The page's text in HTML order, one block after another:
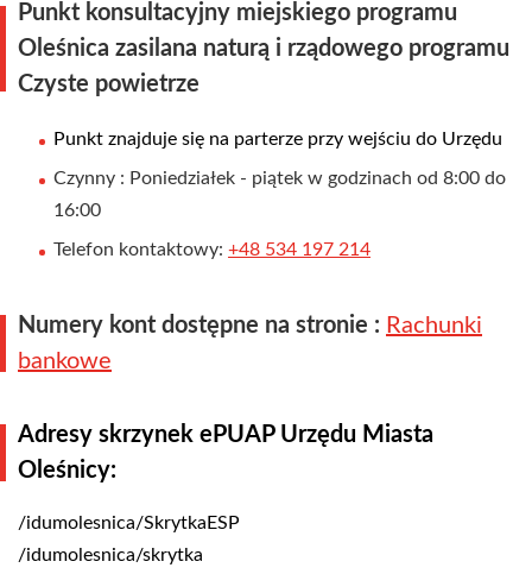
Punkt konsultacyjny miejskiego programu
Oleśnica zasilana naturą i rządowego programu
Czyste powietrze
Punkt znajduje się na parterze przy wejściu do Urzędu
Czynny : Poniedziałek - piątek w godzinach od 8:00 do
16:00
Telefon kontaktowy: +48 534 197 214
Numery kont dostępne na stronie : Rachunki
bankowe
Adresy skrzynek ePUAP Urzędu Miasta
Oleśnicy:
/idumolesnica/SkrytkaESP
/idumolesnica/skrytka